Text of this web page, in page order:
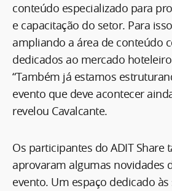
conteúdo especializado para
e capacitação do setor. Para
ampliando a área de conteúdo
dedicados ao mercado
“Também já estamos
evento que deve acontecer
revelou Cavalcante.
Os participantes do ADIT Share
aprovaram algumas novidades
evento. Um espaço dedicado